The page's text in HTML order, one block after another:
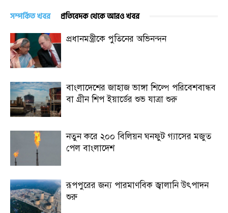
সম্পর্কিত খবর প্রতিবেদক থেকে আরও খবর
প্রধানমন্ত্রীকে পুতিনের অভিনন্দন
বাংলাদেশের জাহাজ ভাঙ্গা শিল্পে পরিবেশবান্ধব
বা গ্রীন শিপ ইয়ার্ডের শুভ যাত্রা শুরু
নতুন করে ২০০ বিলিয়ন ঘনফুট গ্যাসের মজুত
পেল বাংলাদেশ
রূপপুরের জন্য পারমাণবিক জ্বালানি উৎপাদন
শুরু